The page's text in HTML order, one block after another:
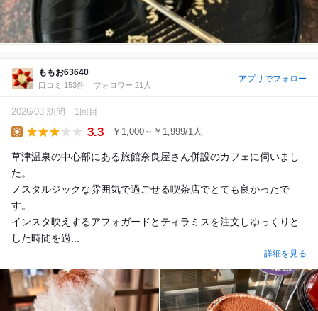
ももお63640
口コミ 153件 フォロワー 21人
アプリでフォロー
2026/03 訪問 1回目
3.3 ￥1,000～￥1,999/1人
草津温泉の中心部にある旅館奈良屋さん併設のカフェに伺いまし
た。
ノスタルジックな雰囲気で過ごせる喫茶店でとても良かったで
す。
インスタ映えするアフォガードとティラミスを注文しゆっくりと
した時間を過...
詳細を見る